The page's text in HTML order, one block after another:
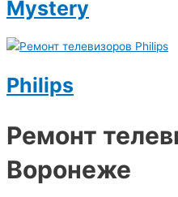
Mystery
Philips
Ремонт
Воронеже